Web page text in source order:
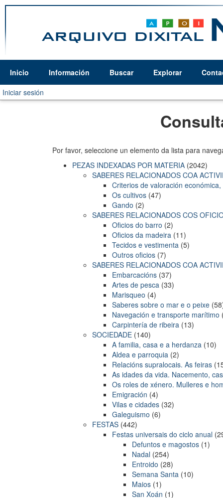
Inicio Información Buscar Explorar
Iniciar sesión
Por favor, seleccione un elemento da lista para
PEZAS INDEXADAS POR MATERIA (2042)
SABERES RELACIONADOS COA
Criterios de valoración
Os cultivos (47)
Gando (2)
SABERES RELACIONADOS COS
Oficios do barro (2)
Oficios da madeira (11)
Tecidos e vestimenta (5)
Outros oficios (7)
SABERES RELACIONADOS COA
Embarcacións (37)
Artes de pesca (33)
Marisqueo (4)
Saberes sobre o mar e o peixe
Navegación e transporte marítimo
Carpintería de ribeira (13)
SOCIEDADE (140)
A familia, casa e a herdanza (10)
Aldea e parroquia (2)
Relacións supralocais. As feiras
As idades da vida. Nacemento,
Os roles de xénero. Mulleres e
Emigración (4)
Vilas e cidades (32)
Galeguismo (6)
FESTAS (442)
Festas universais do ciclo anual
Defuntos e magostos (1)
Nadal (254)
Entroido (28)
Semana Santa (10)
Maios (1)
San Xoán (1)